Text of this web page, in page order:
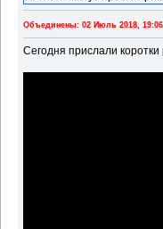
Объединены: 02 Июль 2018,
Сегодня прислали